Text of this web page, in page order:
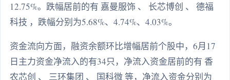
12.75%。跌幅居前的有 嘉曼服饰 、 长芯博创 、 德福
科技 ，跌幅分别为5.68%、4.74%、4.03%。
资金流向方面，融资余额环比增幅居前个股中，6月17
日主力资金净流入的有34只，净流入资金居前的有 香
农芯创 、 三环集团 、 国科微 等，净流入资金分别为